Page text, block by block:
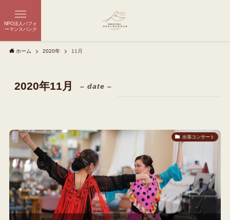
NPO法人パフォ
ーマンスバンク
ホーム 2020年 11月
2020年11月 – date –
出張コンサート